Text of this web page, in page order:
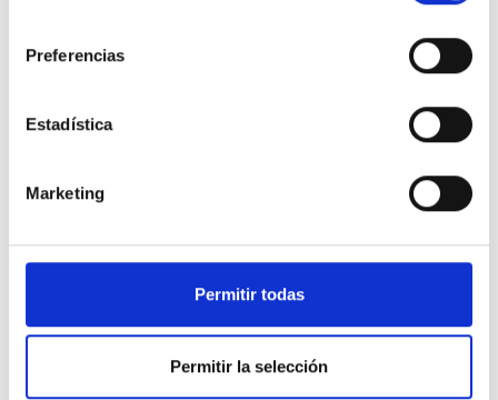
Preferencias
Estadística
Marketing
Permitir todas
Permitir la selección
algunos años en el eje principal de la actividad
“teosofía”, ésta cuenta también con un haber
innegable si se la considera con objetividad: los
teósofos han mantenido siempre un compromiso
firme a favor de la libertad religiosa y política en
asimismo en el combate por la eliminación de las
castas y el derecho a la independencia en la
India, el país donde se encuentra su sede central.